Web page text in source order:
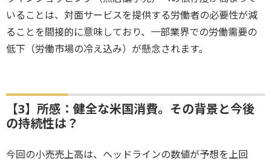
いることは、対面サービスを提供する労働者の必要性が減
ることを間接的に意味しており、一部業界での労働需要の
低下（労働市場の冷え込み）が懸念されます。
【3】所感：健全な米国消費。その背景と今後
の持続性は？
今回の小売売上高は、ヘッドラインの数値が予想を上回